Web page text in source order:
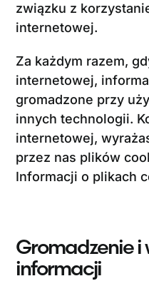
Portfel
Aktualności
Kontakt
Portal
youtube
związku z
internetowej.
Za każdym razem,
internetowej,
gromadzone przy
innych technologii.
internetowej,
przez nas plików
Informacji o plikach
Gromadzenie i
informacji